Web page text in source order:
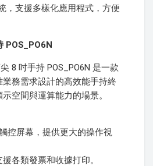
，支援多樣化應用程式，方便
POS_PO6N
8 吋手持 POS_PO6N 是一款
務需求設計的高效能手持終
空間與運算能力的場景。
控屏幕，提供更大的操作視
各類發票和收據打印。